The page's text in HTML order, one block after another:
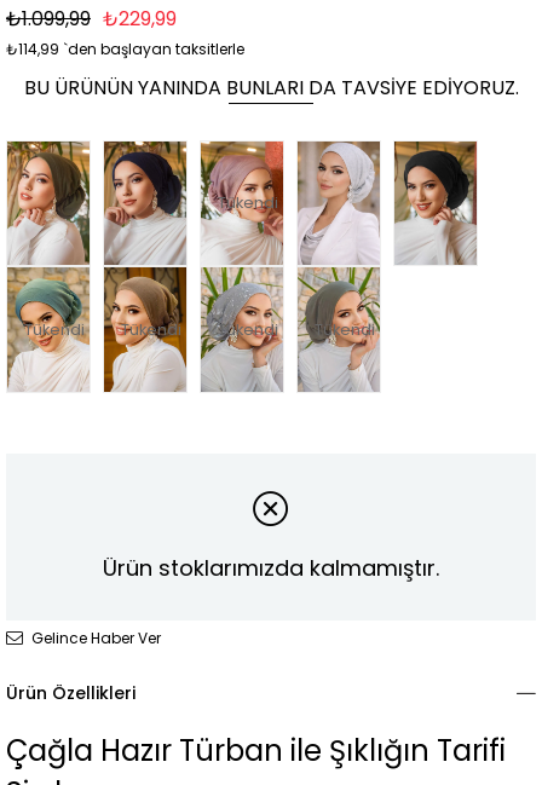
₺1.099,99 ₺229,99
₺114,99 `den başlayan taksitlerle
BU ÜRÜNÜN YANINDA BUNLARI DA TAVSIYE EDIYORUZ.
Tükendi
Tükendi Tükendi Tükendi Tükendi
Ürün stoklarımızda kalmamıştır.
Gelince Haber Ver
Ürün Özellikleri
Çağla Hazır Türban ile Şıklığın Tarifi